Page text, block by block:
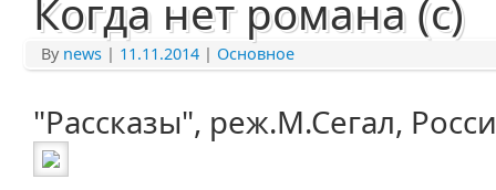
Когда нет романа (с)
By news | 11.11.2014 | Основное
"Рассказы", реж.М.Сегал,